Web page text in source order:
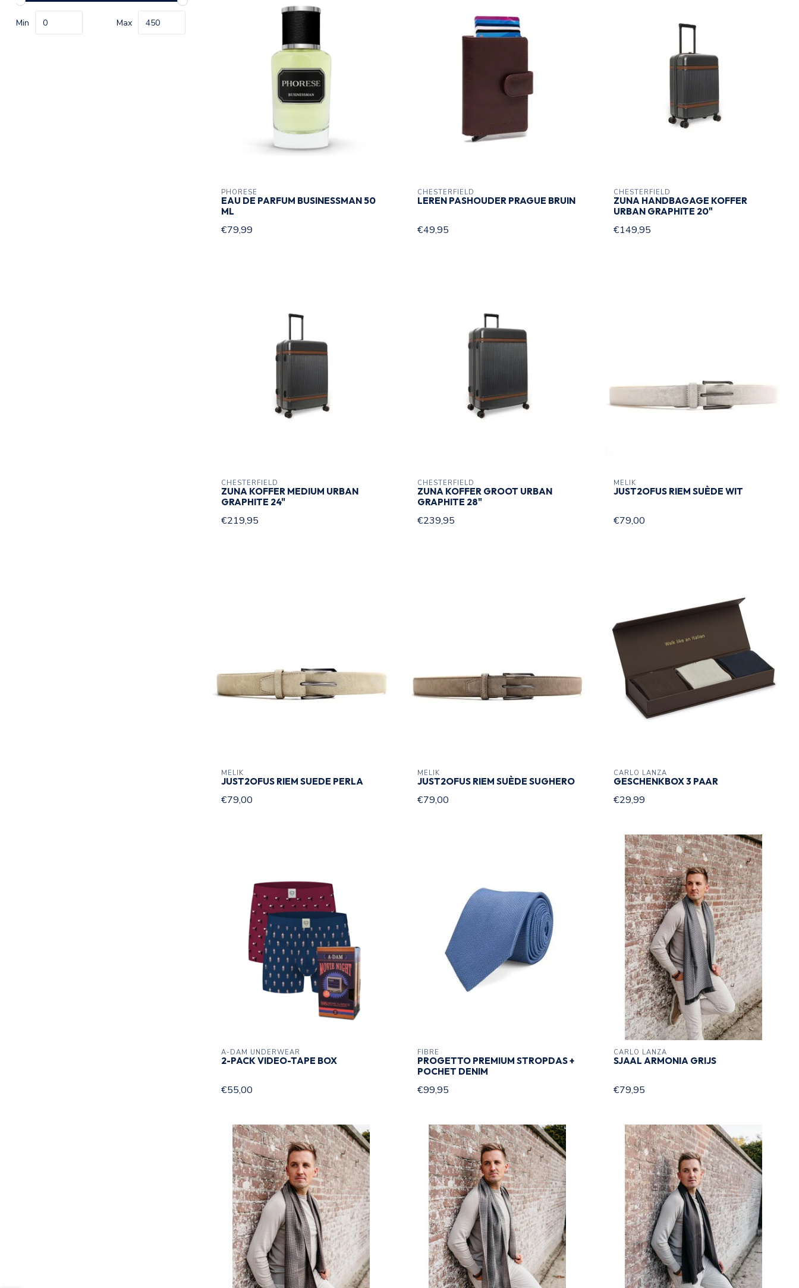
Min Max
PHORESE
EAU DE PARFUM BUSINESSMAN 50
ML
€79,99
CHESTERFIELD
LEREN PASHOUDER PRAGUE BRUIN
€49,95
CHESTERFIELD
ZUNA HANDBAGAGE KOFFER
URBAN GRAPHITE 20"
€149,95
CHESTERFIELD
ZUNA KOFFER MEDIUM URBAN
GRAPHITE 24"
€219,95
CHESTERFIELD
ZUNA KOFFER GROOT URBAN
GRAPHITE 28"
€239,95
MELIK
JUST2OFUS RIEM SUÈDE WIT
€79,00
MELIK
JUST2OFUS RIEM SUEDE PERLA
€79,00
MELIK
JUST2OFUS RIEM SUÈDE SUGHERO
€79,00
CARLO LANZA
GESCHENKBOX 3 PAAR
€29,99
A-DAM UNDERWEAR
2-PACK VIDEO-TAPE BOX
€55,00
FIBRE
PROGETTO PREMIUM STROPDAS +
POCHET DENIM
€99,95
CARLO LANZA
SJAAL ARMONIA GRIJS
€79,95